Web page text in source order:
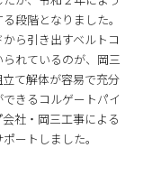
段階となりました。
ら引き出すベルトコ
れているのが、岡三
て解体が容易で充分
きるコルゲートパイ
社・岡三工事による
ートしました。